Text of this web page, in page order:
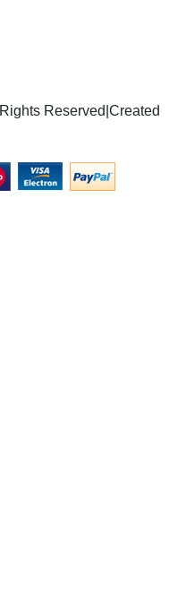
Reserved Created